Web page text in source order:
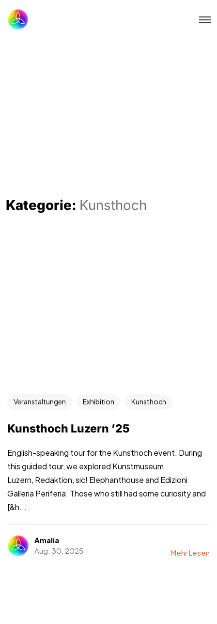
Kategorie: Kunsthoch
Veranstaltungen Exhibition Kunsthoch
Kunsthoch Luzern ’25
English-speaking tour for the Kunsthoch event. During
this guided tour, we explored Kunstmuseum
Luzern, Redaktion, sic! Elephanthouse and Edizioni
Galleria Periferia. Those who still had some curiosity and
[&h...
Amalia
Aug. 30, 2025
Mehr Lesen